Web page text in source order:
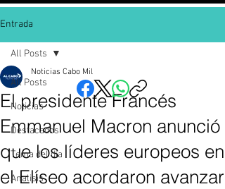
Entrada
All Posts
Noticias
Destacados
Tema del dia
Analisis
All Posts
El presidente Francés
Emmanuel Macron anunció
que los líderes europeos en
el Elíseo acordaron avanzar
Noticias Cabo Mil